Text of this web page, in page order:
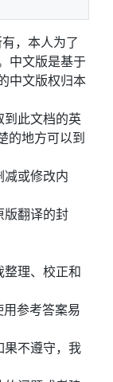
，本人为了
中文版是基于
中文版权归本
到此文档的英
的地方可以到
减或修改内
版翻译的封
整理、校正和
参考答案易
果不遵守，我